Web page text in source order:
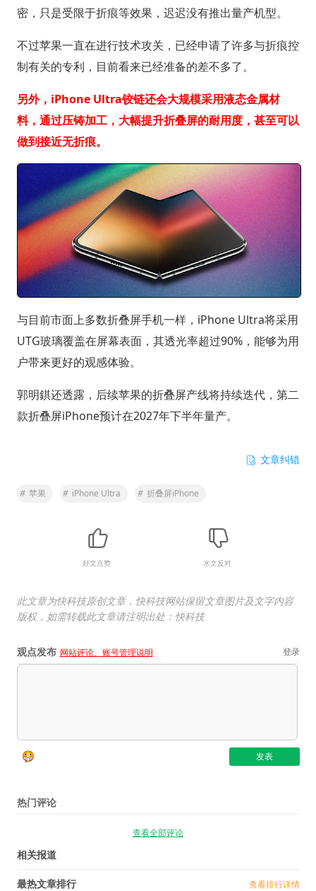
密，只是受限于折痕等效果，迟迟没有推出量产机型。
不过苹果一直在进行技术攻关，已经申请了许多与折痕控
制有关的专利，目前看来已经准备的差不多了。
另外，iPhone Ultra铰链还会大规模采用液态金属材
料，通过压铸加工，大幅提升折叠屏的耐用度，甚至可以
做到接近无折痕。
与目前市面上多数折叠屏手机一样，iPhone Ultra将采用
UTG玻璃覆盖在屏幕表面，其透光率超过90%，能够为用
户带来更好的观感体验。
郭明錤还透露，后续苹果的折叠屏产线将持续迭代，第二
款折叠屏iPhone预计在2027年下半年量产。
文章纠错
# 苹果 # iPhone Ultra # 折叠屏iPhone
好文点赞 水文反对
此文章为快科技原创文章，快科技网站保留文章图片及文字内容
版权，如需转载此文章请注明出处：快科技
观点发布 网站评论、账号管理说明 登录
热门评论
查看全部评论
相关报道
最热文章排行 查看排行详情